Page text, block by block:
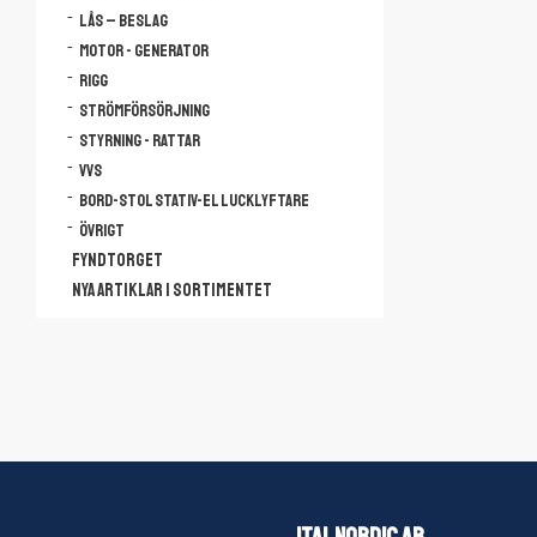
Lås – Beslag
Motor - Generator
Rigg
Strömförsörjning
Styrning - Rattar
VVS
Bord-Stol Stativ-El lucklyftare
Övrigt
FYNDTORGET
NYA ARTIKLAR I SORTIMENTET